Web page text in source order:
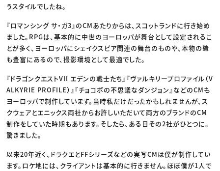
うスタイルでしたね。
『ロマンシング サ・ガ3』のCMあたりからは、スコットランドに行き始め
ました。RPGは、基本的に中世のヨーロッパが舞台として設定されるこ
とが多く、ヨーロッパにシェイクスピア関連の舞台のものや、本物の鎧
も豊富にあるので、撮影環境として最適でした。
『ドラゴンクエストVII エデンの戦士たち』『ヴァルキリープロファイル（V
ALKYRIE PROFILE）』『チョコボの不思議なダンジョン』などのCMも
ヨーロッパで制作しています。当時私だけだったかもしれませんが、ス
クウェアとエニックス両社からお許しいただいて両方のブランドのCM
制作をしていた時期もあります。そしたら、ある日その2社がひとつに。
驚きました。
以来20年近く、ドラクエとFFシリーズなどの実写CMは僕が制作してい
ます。ロケ地には、クライアントは基本的に行きません。ほぼ僕が1人で